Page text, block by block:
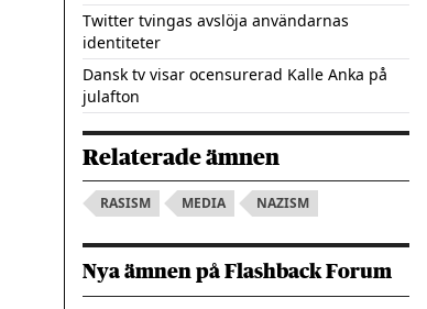
Twitter tvingas avslöja användarnas
identiteter
Dansk tv visar ocensurerad Kalle Anka på
julafton
Relaterade ämnen
RASISM MEDIA NAZISM
Nya ämnen på Flashback Forum